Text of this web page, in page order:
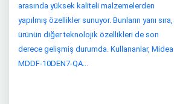
arasında yüksek kaliteli malzemelerden
yapılmış özellikler sunuyor. Bunların yanı sıra,
ürünün diğer teknolojik özellikleri de son
derece gelişmiş durumda. Kullananlar, Midea
MDDF-10DEN7-QA...